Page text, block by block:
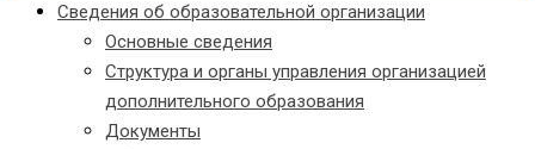
Сведения об образовательной организации
Основные сведения
Структура и органы управления организацией
дополнительного образования
Документы